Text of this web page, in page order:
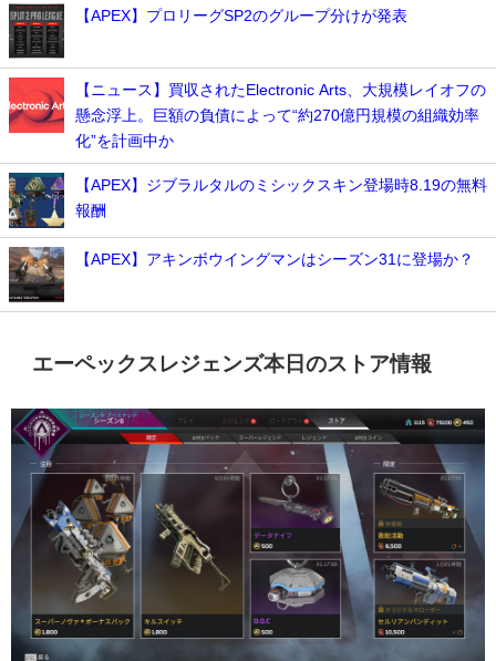
【APEX】プロリーグSP2のグループ分けが発表
【ニュース】買収されたElectronic Arts、大規模レイオフの
懸念浮上。巨額の負債によって“約270億円規模の組織効率
化”を計画中か
【APEX】ジブラルタルのミシックスキン登場時8.19の無料
報酬
【APEX】アキンボウイングマンはシーズン31に登場か？
エーペックスレジェンズ本日のストア情報